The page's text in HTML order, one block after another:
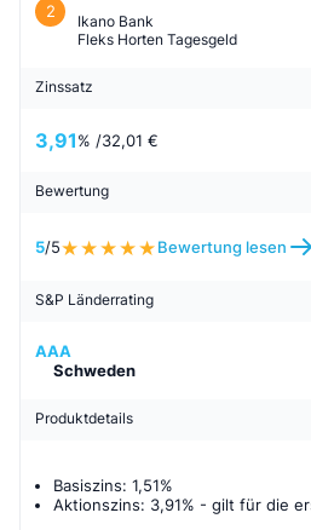
2
Ikano Bank
Fleks Horten Tagesgeld
Zinssatz
3,91% /32,01 €
Bewertung
5/5 Bewertung lesen
S&P Länderrating
AAA
Schweden
Produktdetails
Basiszins: 1,51%
Aktionszins: 3,91% - gilt für die